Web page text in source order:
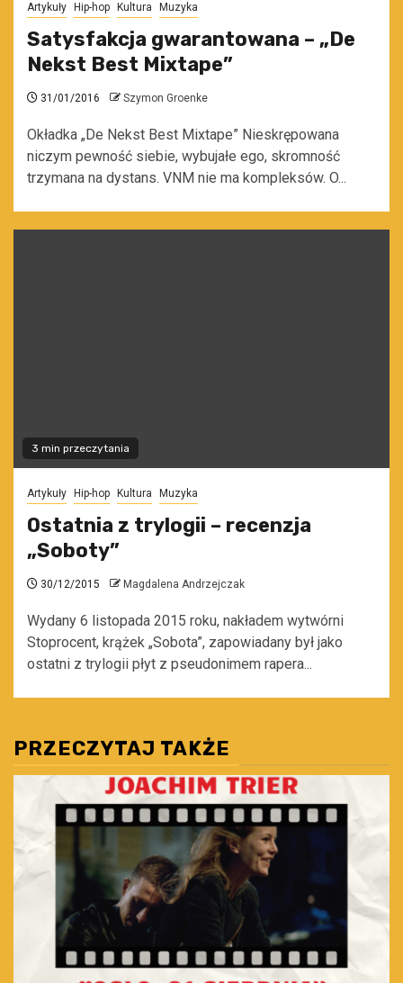
Artykuły Hip-hop Kultura Muzyka
Satysfakcja gwarantowana – „De
Nekst Best Mixtape”
31/01/2016 Szymon Groenke
Okładka „De Nekst Best Mixtape” Nieskrępowana
niczym pewność siebie, wybujałe ego, skromność
trzymana na dystans. VNM nie ma kompleksów. O...
3 min przeczytania
Artykuły Hip-hop Kultura Muzyka
Ostatnia z trylogii – recenzja
„Soboty”
30/12/2015 Magdalena Andrzejczak
Wydany 6 listopada 2015 roku, nakładem wytwórni
Stoprocent, krążek „Sobota”, zapowiadany był jako
ostatni z trylogii płyt z pseudonimem rapera...
PRZECZYTAJ TAKŻE